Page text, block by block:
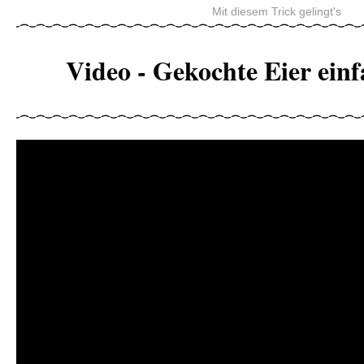
Mit diesem Trick gelingt's
Video - Gekochte Eier